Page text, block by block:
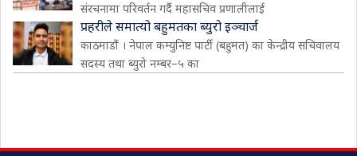
संरचनामा परिवर्तन गर्दै महासचिव प्रणालीलाई
प्रहरीले समात्यो बहुमतका ब्युरो इञ्चार्ज
काठमाडौं । नेपाल कम्युनिष्ट पार्टी (बहुमत) का केन्द्रीय सचिवालय
सदस्य तथा ब्युरो नम्बर–५ का